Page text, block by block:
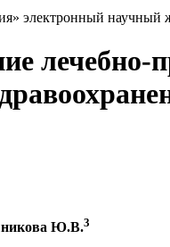
электронный научный
Ю.В.3